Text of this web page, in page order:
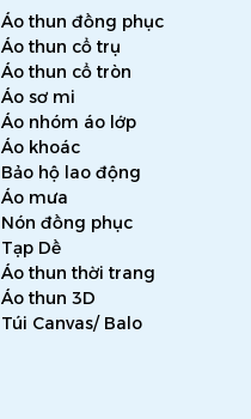
Áo thun đồng phục
Áo thun cổ trụ
Áo thun cổ tròn
Áo sơ mi
Áo nhóm áo lớp
Áo khoác
Bảo hộ lao động
Áo mưa
Nón đồng phục
Tạp Dề
Áo thun thời trang
Áo thun 3D
Túi Canvas/ Balo